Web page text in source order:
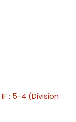
: 5-4 (Division